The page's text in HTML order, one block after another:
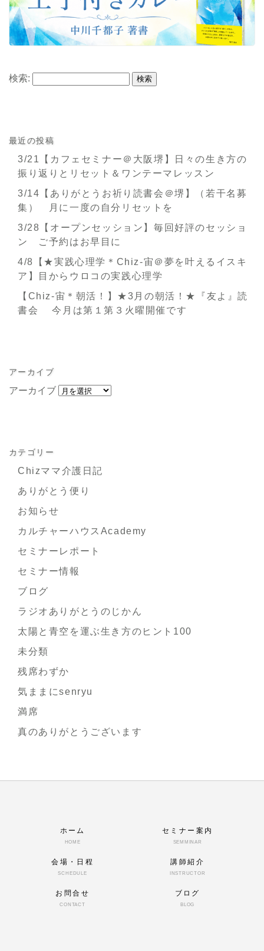
検索:
最近の投稿
3/21【カフェセミナー＠大阪堺】日々の生き方の
振り返りとリセット＆ワンテーマレッスン
3/14【ありがとうお祈り読書会＠堺】（若干名募
集） 月に一度の自分リセットを
3/28【オープンセッション】毎回好評のセッショ
ン ご予約はお早目に
4/8【★実践心理学＊Chiz-宙＠夢を叶えるイスキ
ア】目からウロコの実践心理学
【Chiz-宙＊朝活！】★3月の朝活！★『友よ』読
書会 今月は第１第３火曜開催です
アーカイブ
アーカイブ
カテゴリー
Chizママ介護日記
ありがとう便り
お知らせ
カルチャーハウスAcademy
セミナーレポート
セミナー情報
ブログ
ラジオありがとうのじかん
太陽と青空を運ぶ生き方のヒント100
未分類
残席わずか
気ままにsenryu
満席
真のありがとうございます
ホーム
HOME
セミナー案内
SEMMINAR
会場・日程
SCHEDULE
講師紹介
INSTRUCTOR
お問合せ
CONTACT
ブログ
BLOG